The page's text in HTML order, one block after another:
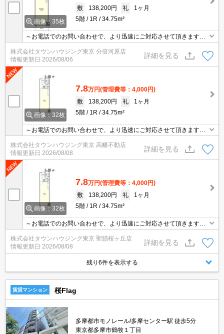
画像：35枚
敷 138,200円 礼
1ヶ月
5階
1R 34.75m²
～お電話でのお問い合わせで、より迅速にご対応させて頂きます～
地域密着タウンハウジングまで～
株式会社タウンハウジング東京 分倍河原店
情報更新日 2026/08/06
詳細を見る
画像：32枚
7.8万円(管理費等：4,000円)
敷
138,200円 礼
1ヶ月
5階
1R 34.75m²
～お電話でのお問い合わせで、より迅速にご対応させて頂きます～
地域密着タウンハウジングまで～
株式会社タウンハウジング東京 高幡不動店
情報更新日 2026/08/08
詳細を見る
画像：32枚
7.8万円(管理費等：4,000円)
敷
138,200円 礼
1ヶ月
5階
1R 34.75m²
～お電話でのお問い合わせで、より迅速にご対応させて頂きます～
地域密着タウンハウジングまで～
株式会社タウンハウジング東京 聖蹟桜ヶ丘店
情報更新日 2026/08/08
詳細を見る
残り6件を表示する
賃貸マンション 桜Flag
多摩都市モノレール/多摩センター駅 徒歩5分
東京都多摩市鶴牧１丁目